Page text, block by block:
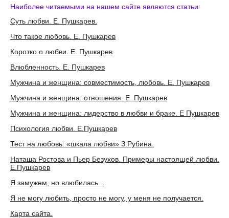
Наиболее читаемыми на нашем сайте являются статьи:
Суть любви. Е. Пушкарев.
Что такое любовь. Е. Пушкарев
Коротко о любви. Е. Пушкарев
Влюбленность. Е. Пушкарев
Мужчина и женщина: совместимость, любовь. Е. Пушкарев
Мужчина и женщина: отношения. Е. Пушкарев
Мужчина и женщина: лидерство в любви и браке. Е Пушкарев
Психология любви. Е.Пушкарев
Тест на любовь: «шкала любви» З.Рубина.
Наташа Ростова и Пьер Безухов. Примеры настоящей любви.
Е.Пушкарев
Я замужем, но влюбилась...
Я не могу любить, просто не могу, у меня не получается.
Карта сайта.